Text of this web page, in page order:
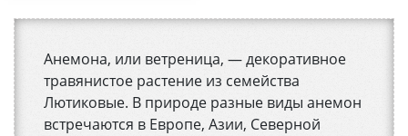
Анемона, или ветреница, — декоративное
травянистое растение из семейства
Лютиковые. В природе разные виды анемон
встречаются в Европе, Азии, Северной